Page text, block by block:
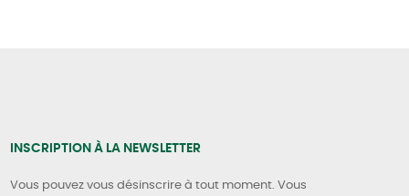
INSCRIPTION À LA NEWSLETTER
Vous pouvez vous désinscrire à tout moment. Vous